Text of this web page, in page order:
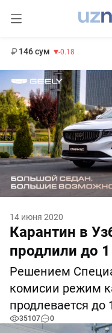
146 сум -0.18
14 июня 2020
Карантин в
продлили до 1
Решением
комисии режим
продлевается до
35107 0